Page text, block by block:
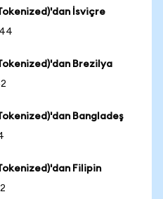
İsviçre
Brezilya
Bangladeş
Filipin